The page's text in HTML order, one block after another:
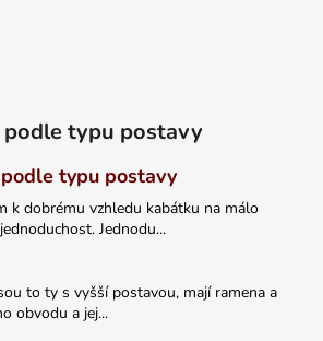
podle typu postavy
typu postavy
k dobrému vzhledu kabátku na málo
Jednodu...
to ty s vyšší postavou, mají ramena a
obvodu a jej...